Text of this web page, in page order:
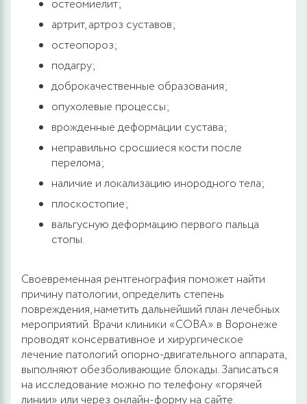
остеомиелит;
артрит, артроз суставов;
остеопороз;
подагру;
доброкачественные образования;
опухолевые процессы;
врожденные деформации сустава;
неправильно сросшиеся кости после
перелома;
наличие и локализацию инородного тела;
плоскостопие;
вальгусную деформацию первого пальца
стопы.
Своевременная рентгенография поможет найти
причину патологии, определить степень
повреждения, наметить дальнейший план лечебных
мероприятий. Врачи клиники «СОВА» в Воронеже
проводят консервативное и хирургическое
лечение патологий опорно-двигательного аппарата,
выполняют обезболивающие блокады. Записаться
на исследование можно по телефону «горячей
линии» или через онлайн-форму на сайте.